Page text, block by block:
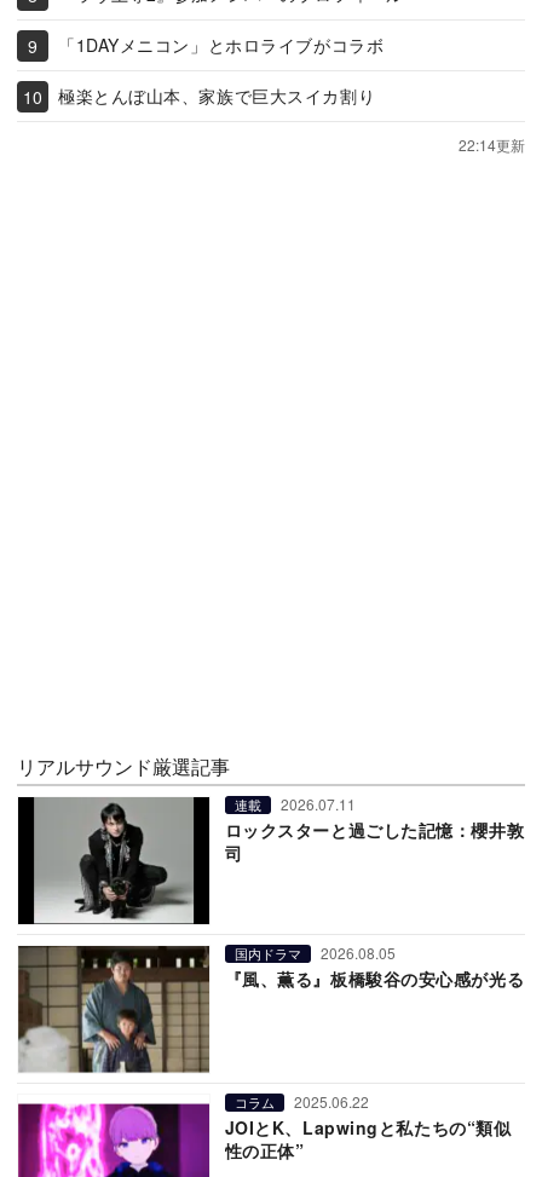
「1DAYメニコン」とホロライブがコラボ
極楽とんぼ山本、家族で巨大スイカ割り
22:14更新
リアルサウンド厳選記事
連載 2026.07.11
ロックスターと過ごした記憶：櫻井敦
司
国内ドラマ 2026.08.05
『風、薫る』板橋駿谷の安心感が光る
コラム 2025.06.22
JOIとK、Lapwingと私たちの“類似
性の正体”